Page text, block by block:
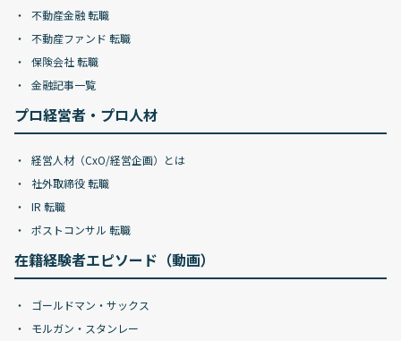
不動産金融 転職
不動産ファンド 転職
保険会社 転職
金融記事一覧
プロ経営者・プロ人材
経営人材（CxO/経営企画）とは
社外取締役 転職
IR 転職
ポストコンサル 転職
在籍経験者エピソード（動画）
ゴールドマン・サックス
モルガン・スタンレー